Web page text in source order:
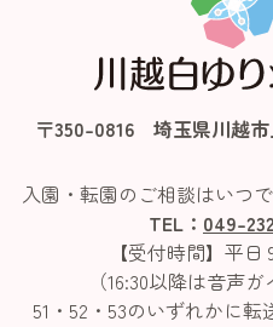
〒350-0816 埼玉県川越
入園・転園のご相談はいつ
TEL： 049-
【受付時間】平日
（16:30以降は音声ガ
51・52・53のいずれかに転